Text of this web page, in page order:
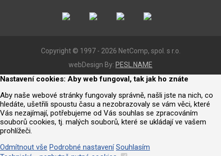
Copyright © 1997 - 2026 NetComp, spol. s r.o.
webDesign By: PESL.NAME
Nastavení cookies: Aby web fungoval, tak jak ho znáte
Aby naše webové stránky fungovaly správně, našli jste na nich, co
hledáte, ušetřili spoustu času a nezobrazovaly se vám věci, které
Vás nezajímají, potřebujeme od Vás souhlas se zpracováním
souborů cookies, tj. malých souborů, které se ukládají ve vašem
prohlížeči.
Odmítnout vše Podrobné nastavení Souhlasím